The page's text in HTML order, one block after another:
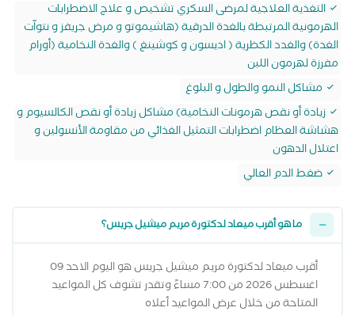
التغذية العلاجية لمرضى السكري تشخيص و علاج الاضطرابات
الهرمونية المرتبطة بالغدة الدرقية (هاشيموتو و مرض جريفز و نتوآت
الغدة) والغدد الكظرية ( اديسون و كوشينغ ) والغدة النخامية (أورام
مفرزة لهرمون اللبن
مشاكل النمو والطول و البلوغ
زيادة أو نقص هرمونات النخامية) مشاكل زيادة أو نقص الكالسيوم و
هشاشة العظام اضطرابات التمثيل الغذائي من مقاومة الأنسولين و
اعتلال الدهون
ضغط الدم العالي
ما هو أقرب ميعاد لدكتورة مريم ميشيل جريس؟
أقرب ميعاد لدكتورة مريم ميشيل جريس هو اليوم الاحد 09
اغسطس 2026 من 7:00 مساءً وتقدر تشوف كل المواعيد
المتاحة من خلال عرض المواعيد أعلاه